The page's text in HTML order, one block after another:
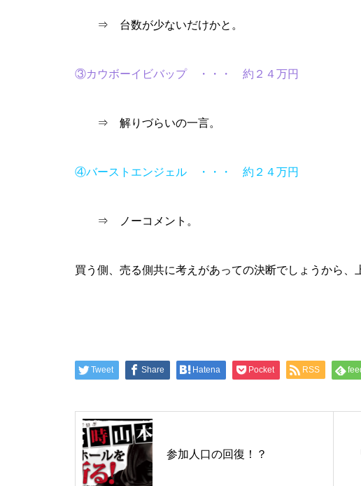
工事中
工事中
グランドクローズ
⇒ 台数が少ないだけかと。
③カウボーイビバップ ・・・ 約２４万円
⇒ 解りづらいの一言。
④バーストエンジェル ・・・ 約２４万円
⇒ ノーコメント。
買う側、売る側共に考えがあっての決断でしょうから、
Tweet Share Hatena Pocket RSS
参加人口の回復！？